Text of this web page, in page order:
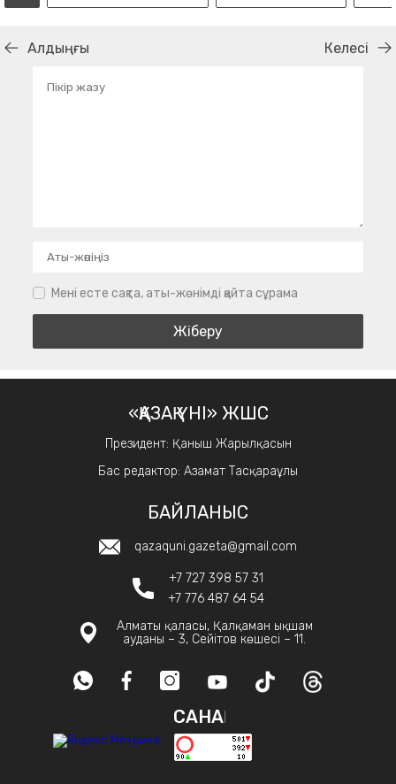
Алдыңғы Келесі
Мені есте сақта, аты-жөнімді қайта сұрама
«ҚАЗАҚ ҮНІ» ЖШС
Президент: Қаныш Жарылқасын
Бас редактор: Азамат Тасқараұлы
БАЙЛАНЫС
qazaquni.gazeta@gmail.com
+7 727 398 57 31
+7 776 487 64 54
Алматы қаласы, Қалқаман ықшам
ауданы – 3, Сейітов көшесі – 11.
САНАҚ